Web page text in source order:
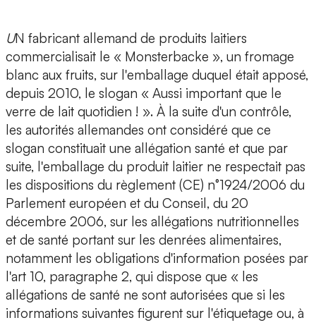
UN fabricant allemand de produits laitiers
commercialisait le « Monsterbacke », un fromage
blanc aux fruits, sur l'emballage duquel était apposé,
depuis 2010, le slogan « Aussi important que le
verre de lait quotidien ! ». À la suite d'un contrôle,
les autorités allemandes ont considéré que ce
slogan constituait une allégation santé et que par
suite, l'emballage du produit laitier ne respectait pas
les dispositions du règlement (CE) n°1924/2006 du
Parlement européen et du Conseil, du 20
décembre 2006, sur les allégations nutritionnelles
et de santé portant sur les denrées alimentaires,
notamment les obligations d'information posées par
l'art 10, paragraphe 2, qui dispose que « les
allégations de santé ne sont autorisées que si les
informations suivantes figurent sur l'étiquetage ou, à